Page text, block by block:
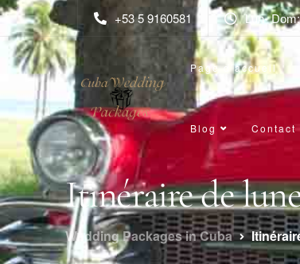
+53 5 9160581 Lun-
Page d’accueil
Blog Contact
Itinéraire de
Wedding Packages in Cuba